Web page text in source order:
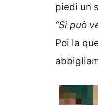
piedi un
“Si può
Poi la